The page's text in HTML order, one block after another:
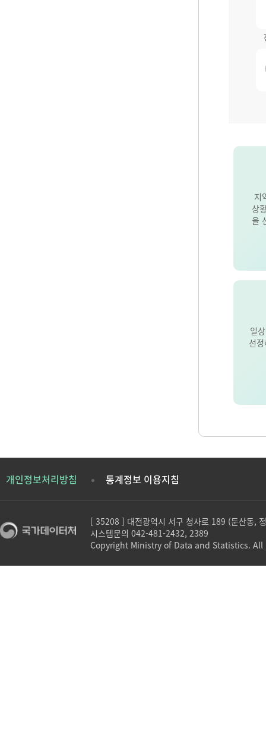
지
상
을
일
선
개인정보처리방침 통계정보 이용지침
[ 35208 ] 대전광역시 서구 청사로 189 (둔산동,
시스템문의 042-481-2432, 2389
Copyright Ministry of Data and Statistics.